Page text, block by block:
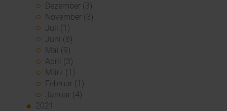
Dezember (3)
November (3)
Juli (1)
Juni (8)
Mai (9)
April (3)
März (1)
Februar (1)
Januar (4)
2021